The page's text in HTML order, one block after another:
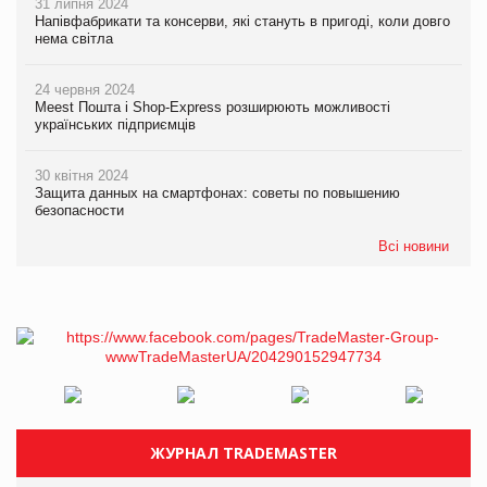
31 липня 2024
Напівфабрикати та консерви, які стануть в пригоді, коли довго
нема світла
24 червня 2024
Meest Пошта і Shop-Express розширюють можливості
українських підприємців
30 квітня 2024
Защита данных на смартфонах: советы по повышению
безопасности
Всі новини
ЖУРНАЛ TRADEMASTER